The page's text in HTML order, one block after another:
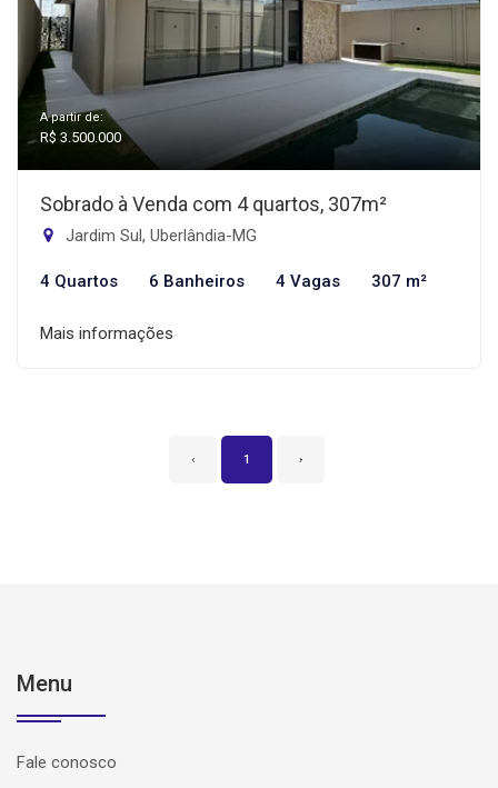
A partir de:
R$ 3.500.000
Sobrado à Venda com 4 quartos, 307m²
Jardim Sul, Uberlândia-MG
4 Quartos 6 Banheiros 4 Vagas 307 m²
Mais informações
‹ 1 ›
Menu
Fale conosco